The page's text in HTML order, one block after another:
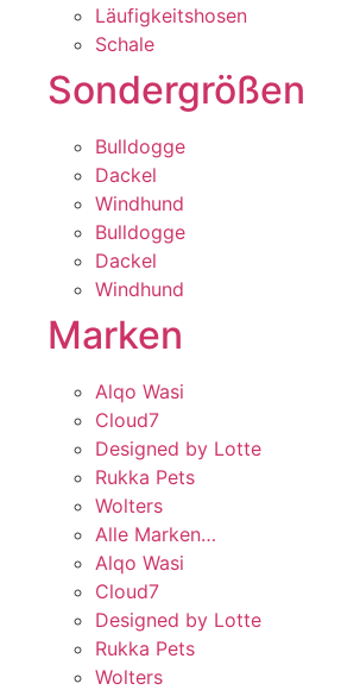
Läufigkeitshosen
Schale
Sondergrößen
Bulldogge
Dackel
Windhund
Bulldogge
Dackel
Windhund
Marken
Alqo Wasi
Cloud7
Designed by Lotte
Rukka Pets
Wolters
Alle Marken…
Alqo Wasi
Cloud7
Designed by Lotte
Rukka Pets
Wolters